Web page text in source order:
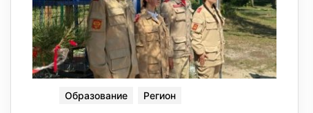
Образование Регион